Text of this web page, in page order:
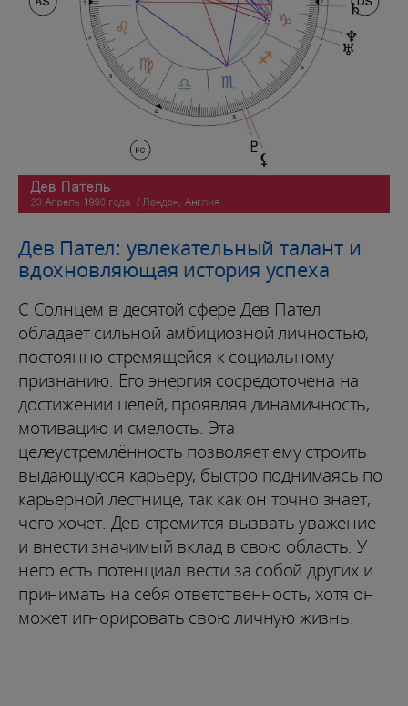
Дев Пател: увлекательный талант и
вдохновляющая история успеха
С Солнцем в десятой сфере Дев Пател
обладает сильной амбициозной личностью,
постоянно стремящейся к социальному
признанию. Его энергия сосредоточена на
достижении целей, проявляя динамичность,
мотивацию и смелость. Эта
целеустремлённость позволяет ему строить
выдающуюся карьеру, быстро поднимаясь по
карьерной лестнице, так как он точно знает,
чего хочет. Дев стремится вызвать уважение
и внести значимый вклад в свою область. У
него есть потенциал вести за собой других и
принимать на себя ответственность, хотя он
может игнорировать свою личную жизнь.